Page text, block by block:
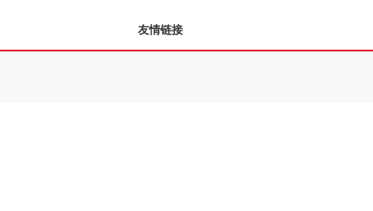
友情链接